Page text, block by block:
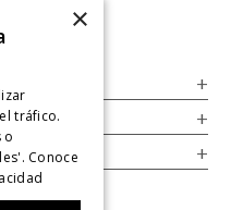
+
+
+
×
tráfico.
o
Conoce